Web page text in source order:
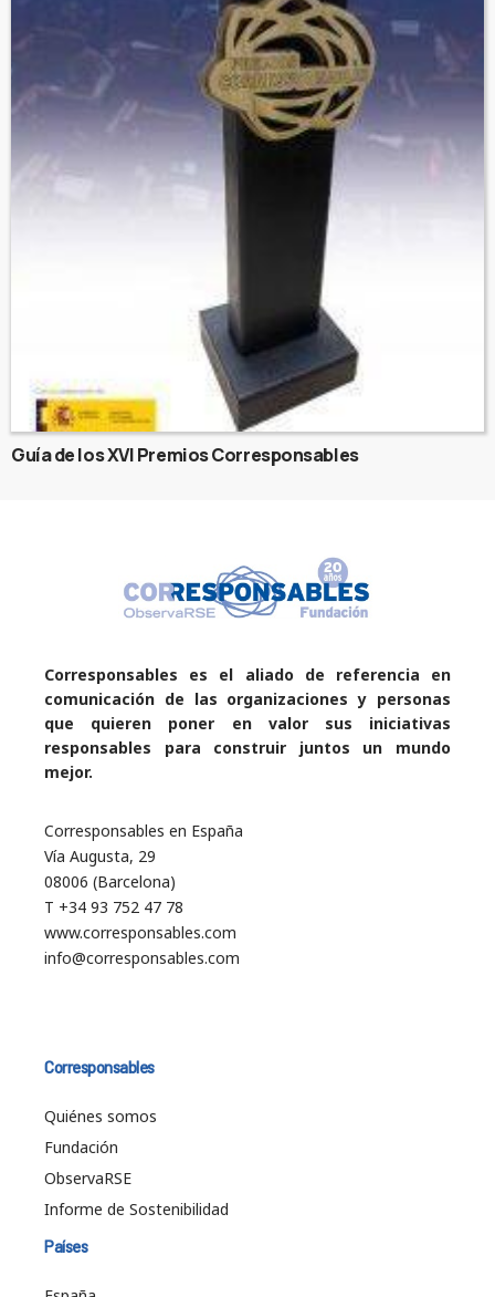
Guía de los XVI Premios Corresponsables
Corresponsables es el aliado de referencia en
comunicación de las organizaciones y personas
que quieren poner en valor sus iniciativas
responsables para construir juntos un mundo
mejor.
Corresponsables en España
Vía Augusta, 29
08006 (Barcelona)
T +34 93 752 47 78
www.corresponsables.com
info@corresponsables.com
Corresponsables
Quiénes somos
Fundación
ObservaRSE
Informe de Sostenibilidad
Países